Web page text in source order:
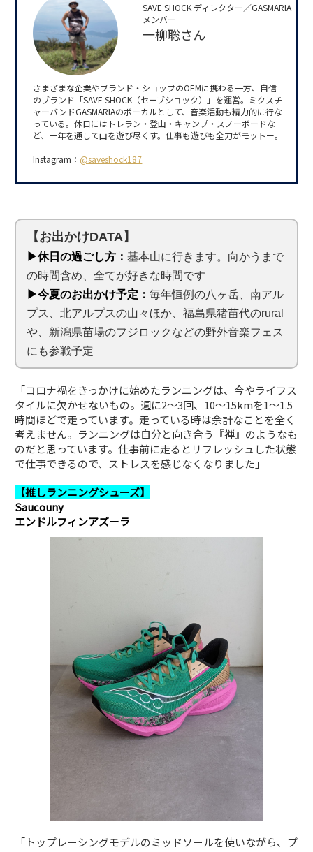
SAVE SHOCK ディレクター／GASMARIA
メンバー
一柳聡さん
さまざまな企業やブランド・ショップのOEMに携わる一方、自信
のブランド「SAVE SHOCK（セーブショック）」を運営。ミクスチ
ャーバンドGASMARIAのボーカルとして、音楽活動も精力的に行な
っている。休日にはトレラン・登山・キャンプ・スノーボードな
ど、一年を通して山を遊び尽くす。仕事も遊びも全力がモットー。
Instagram： @saveshock187
【お出かけDATA】
▶休日の過ごし方：基本山に行きます。向かうまで
の時間含め、全てが好きな時間です
▶今夏のお出かけ予定：毎年恒例の八ヶ岳、南アル
プス、北アルプスの山々ほか、福島県猪苗代のrural
や、新潟県苗場のフジロックなどの野外音楽フェス
にも参戦予定
「コロナ禍をきっかけに始めたランニングは、今やライフス
タイルに欠かせないもの。週に2〜3回、10〜15kmを1～1.5
時間ほどで走っています。走っている時は余計なことを全く
考えません。ランニングは自分と向き合う『禅』のようなも
のだと思っています。仕事前に走るとリフレッシュした状態
で仕事できるので、ストレスを感じなくなりました」
【推しランニングシューズ】
Saucouny
エンドルフィンアズーラ
「トップレーシングモデルのミッドソールを使いながら、プ